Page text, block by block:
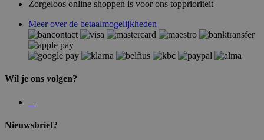
Zorgeloos online shoppen is voor ons topprioriteit
Meer over de betaalmogelijkheden
Wil je ons volgen?
Nieuwsbrief?